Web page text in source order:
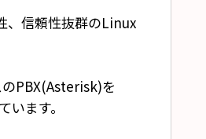
、信頼性抜群のLinux
PBX(Asterisk)を
います。